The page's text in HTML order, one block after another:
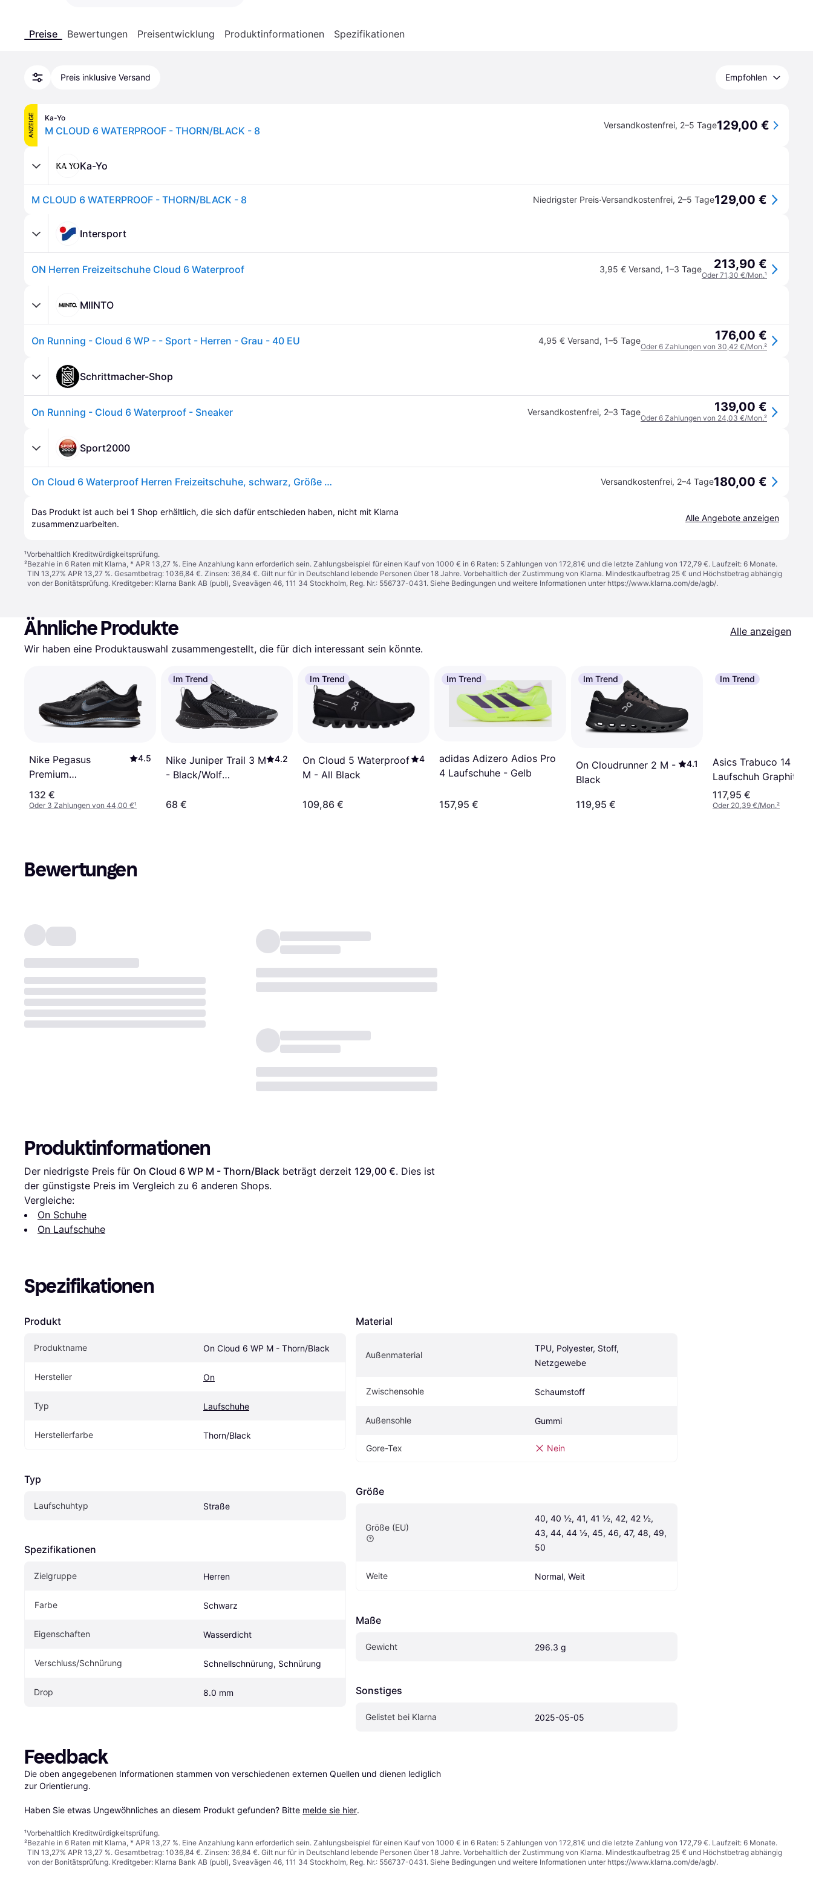
Preise Bewertungen Preisentwicklung Produktinformationen Spezifikationen
Preis inklusive Versand Empfohlen
ANZEIGE Ka-Yo
M CLOUD 6 WATERPROOF - THORN/BLACK - 8 Versandkostenfrei, 2–5 Tage129,00 €
Ka-Yo
M CLOUD 6 WATERPROOF - THORN/BLACK - 8 Niedrigster Preis·Versandkostenfrei, 2–5 Tage129,00 €
Intersport
ON Herren Freizeitschuhe Cloud 6 Waterproof 3,95 € Versand, 1–3 Tage 213,90 €
Oder 71,30 €/Mon.¹
MIINTO
On Running - Cloud 6 WP - - Sport - Herren - Grau - 40 EU 4,95 € Versand, 1–5 Tage 176,00 €
Oder 6 Zahlungen von 30,42 €/Mon.²
Schrittmacher-Shop
On Running - Cloud 6 Waterproof - Sneaker Versandkostenfrei, 2–3 Tage 139,00 €
Oder 6 Zahlungen von 24,03 €/Mon.²
Sport2000
On Cloud 6 Waterproof Herren Freizeitschuhe, schwarz, Größe 41 Versandkostenfrei, 2–4 Tage180,00 €
Das Produkt ist auch bei 1 Shop erhältlich, die sich dafür entschieden haben, nicht mit Klarna
zusammenzuarbeiten.
Alle Angebote anzeigen
¹Vorbehaltlich Kreditwürdigkeitsprüfung.
²Bezahle in 6 Raten mit Klarna, * APR 13,27 %. Eine Anzahlung kann erforderlich sein. Zahlungsbeispiel für einen Kauf von 1000 € in 6 Raten: 5 Zahlungen von 172,81€ und die letzte Zahlung von 172,79 €. Laufzeit: 6 Monate.
TIN 13,27% APR 13,27 %. Gesamtbetrag: 1036,84 €. Zinsen: 36,84 €. Gilt nur für in Deutschland lebende Personen über 18 Jahre. Vorbehaltlich der Zustimmung von Klarna. Mindestkaufbetrag 25 € und Höchstbetrag abhängig
von der Bonitätsprüfung. Kreditgeber: Klarna Bank AB (publ), Sveavägen 46, 111 34 Stockholm, Reg. Nr.: 556737-0431. Siehe Bedingungen und weitere Informationen unter https://www.klarna.com/de/agb/.
Ähnliche Produkte
Alle anzeigen
Wir haben eine Produktauswahl zusammengestellt, die für dich interessant sein könnte.
Nike Pegasus
Premium
Straßenlaufschuh
Damen - Schwarz
4.5
132 €
Oder 3 Zahlungen von 44,00 €¹
Im Trend
Nike Juniper Trail 3 M
- Black/Wolf
4.2
68 €
Im Trend
On Cloud 5 Waterproof
M - All Black
4
109,86 €
Im Trend
adidas Adizero Adios Pro
4 Laufschuhe - Gelb
157,95 €
Im Trend
On Cloudrunner 2 M -
Black
4.1
119,95 €
Im Trend
Asics Trabuco 14 GTX
Laufschuh Graphite
Grau
117,95 €
Oder 20,39 €/Mon.²
Bewertungen
Produktinformationen
Der niedrigste Preis für On Cloud 6 WP M - Thorn/Black beträgt derzeit 129,00 €. Dies ist
der günstigste Preis im Vergleich zu 6 anderen Shops.
Vergleiche:
On Schuhe
On Laufschuhe
Spezifikationen
Produkt
Produktname On Cloud 6 WP M - Thorn/Black
Hersteller On
Typ Laufschuhe
Herstellerfarbe Thorn/Black
Typ
Laufschuhtyp Straße
Spezifikationen
Zielgruppe Herren
Farbe Schwarz
Eigenschaften Wasserdicht
Verschluss/Schnürung Schnellschnürung, Schnürung
Drop 8.0 mm
Material
Außenmaterial
TPU, Polyester, Stoff,
Netzgewebe
Zwischensohle Schaumstoff
Außensohle Gummi
Gore-Tex Nein
Größe
Größe (EU)
40, 40 ½, 41, 41 ½, 42, 42 ½,
43, 44, 44 ½, 45, 46, 47, 48, 49,
50
Weite Normal, Weit
Maße
Gewicht 296.3 g
Sonstiges
Gelistet bei Klarna 2025-05-05
Feedback
Die oben angegebenen Informationen stammen von verschiedenen externen Quellen und dienen lediglich
zur Orientierung.
Haben Sie etwas Ungewöhnliches an diesem Produkt gefunden? Bitte melde sie hier.
¹Vorbehaltlich Kreditwürdigkeitsprüfung.
²Bezahle in 6 Raten mit Klarna, * APR 13,27 %. Eine Anzahlung kann erforderlich sein. Zahlungsbeispiel für einen Kauf von 1000 € in 6 Raten: 5 Zahlungen von 172,81€ und die letzte Zahlung von 172,79 €. Laufzeit: 6 Monate.
TIN 13,27% APR 13,27 %. Gesamtbetrag: 1036,84 €. Zinsen: 36,84 €. Gilt nur für in Deutschland lebende Personen über 18 Jahre. Vorbehaltlich der Zustimmung von Klarna. Mindestkaufbetrag 25 € und Höchstbetrag abhängig
von der Bonitätsprüfung. Kreditgeber: Klarna Bank AB (publ), Sveavägen 46, 111 34 Stockholm, Reg. Nr.: 556737-0431. Siehe Bedingungen und weitere Informationen unter https://www.klarna.com/de/agb/.